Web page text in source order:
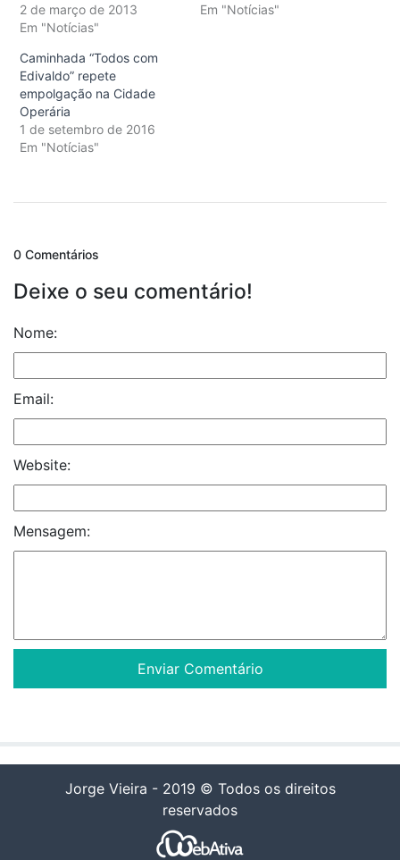
2 de março de 2013
Em "Notícias"
Em "Notícias"
Caminhada “Todos com
Edivaldo” repete
empolgação na Cidade
Operária
1 de setembro de 2016
Em "Notícias"
0 Comentários
Deixe o seu comentário!
Nome:
Email:
Website:
Mensagem:
Jorge Vieira - 2019 © Todos os direitos
reservados